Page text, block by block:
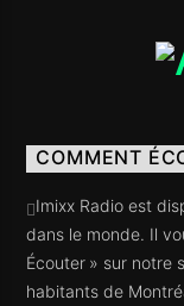
COMMENT
Imixx Radio est
dans le monde. Il
Écouter » sur notre
habitants de